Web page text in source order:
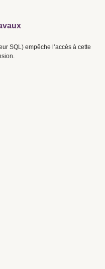
SQL) empêche l’accès à cette